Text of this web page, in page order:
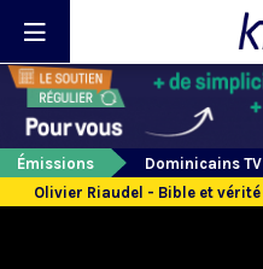
Émissions
Dominicains TV
Olivier Riaudel - Bible et vérité